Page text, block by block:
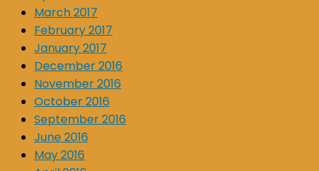
March 2017
February 2017
January 2017
December 2016
November 2016
October 2016
September 2016
June 2016
May 2016